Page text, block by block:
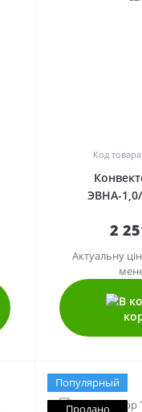
Код
ЭВНА-
2
Актуальну
Популярный
Продано